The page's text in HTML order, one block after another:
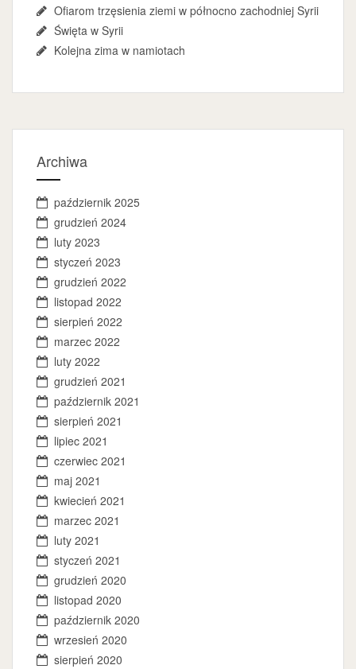
Ofiarom trzęsienia ziemi w północno zachodniej Syrii
Święta w Syrii
Kolejna zima w namiotach
Archiwa
październik 2025
grudzień 2024
luty 2023
styczeń 2023
grudzień 2022
listopad 2022
sierpień 2022
marzec 2022
luty 2022
grudzień 2021
październik 2021
sierpień 2021
lipiec 2021
czerwiec 2021
maj 2021
kwiecień 2021
marzec 2021
luty 2021
styczeń 2021
grudzień 2020
listopad 2020
październik 2020
wrzesień 2020
sierpień 2020